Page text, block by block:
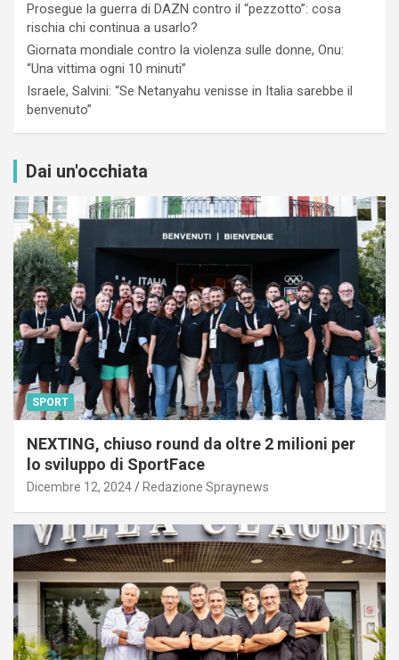
Prosegue la guerra di DAZN contro il “pezzotto”: cosa
rischia chi continua a usarlo?
Giornata mondiale contro la violenza sulle donne, Onu:
“Una vittima ogni 10 minuti”
Israele, Salvini: “Se Netanyahu venisse in Italia sarebbe il
benvenuto”
Dai un'occhiata
SPORT
NEXTING, chiuso round da oltre 2 milioni per
lo sviluppo di SportFace
Dicembre 12, 2024 Redazione Spraynews